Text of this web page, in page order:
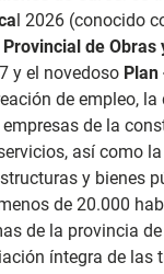
l 2026 (conocido
Provincial de Obras
y el novedoso Plan
de empleo,
de la
así como
y bienes
de 20.000
de la provincia
íntegra de las